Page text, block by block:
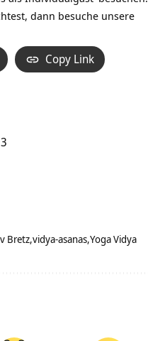
dann besuche unsere
Copy Link
Bretz vidya-asanas Yoga Vidya